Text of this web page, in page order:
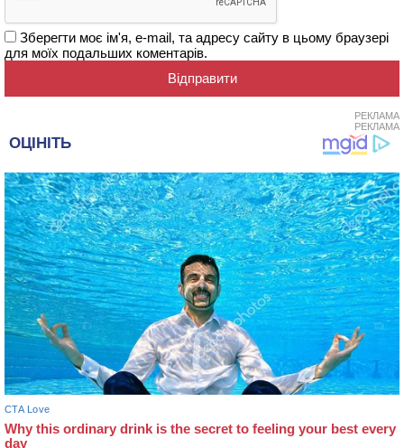
Зберегти моє ім'я, e-mail, та адресу сайту в цьому браузері
для моїх подальших коментарів.
РЕКЛАМА
РЕКЛАМА